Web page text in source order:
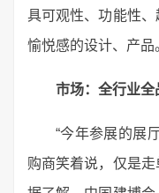
具可观性、功能性
愉悦感的设计、产品
市场： 全行业全
“今年参展的展
购商笑着说，仅是走